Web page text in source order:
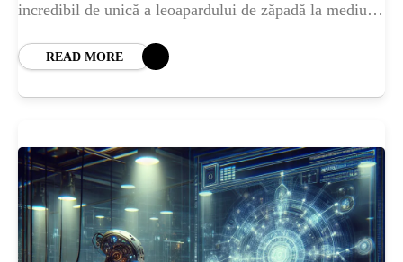
incredibil de unică a leoapardului de zăpadă la mediul
READ MORE